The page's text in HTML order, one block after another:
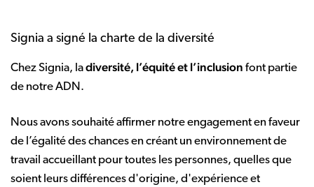
Signia a signé la charte de la diversité
Chez Signia, ladiversité, l’équité et l’inclusion font partie
de notre ADN.
Nous avons souhaité affirmer notre engagement en faveur
de l’égalité des chances en créant un environnement de
travail accueillant pour toutes les personnes, quelles que
soient leurs différences d'origine, d'expérience et